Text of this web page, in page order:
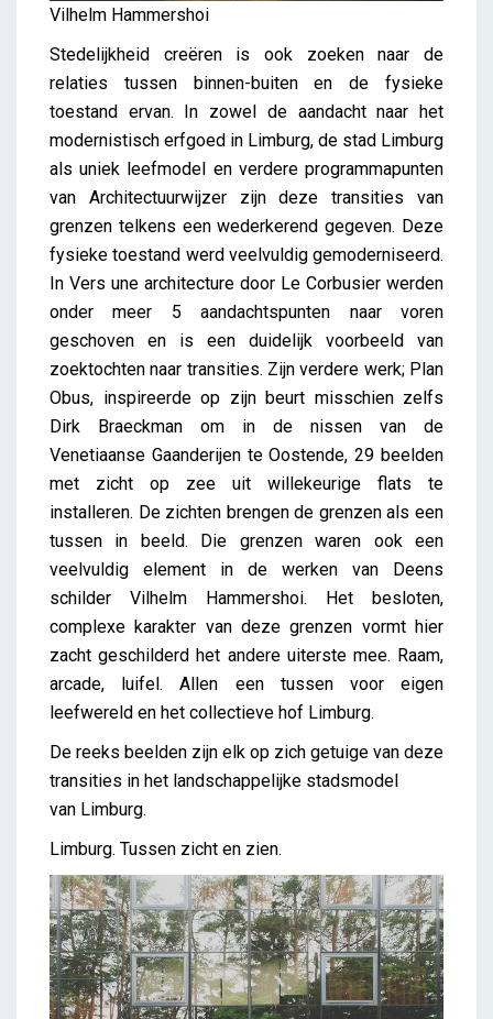
Vilhelm Hammershoi
Stedelijkheid creëren is ook zoeken naar de
relaties tussen binnen-buiten en de fysieke
toestand ervan. In zowel de aandacht naar het
modernistisch erfgoed in Limburg, de stad Limburg
als uniek leefmodel en verdere programmapunten
van Architectuurwijzer zijn deze transities van
grenzen telkens een wederkerend gegeven. Deze
fysieke toestand werd veelvuldig gemoderniseerd.
In Vers une architecture door Le Corbusier werden
onder meer 5 aandachtspunten naar voren
geschoven en is een duidelijk voorbeeld van
zoektochten naar transities. Zijn verdere werk; Plan
Obus, inspireerde op zijn beurt misschien zelfs
Dirk Braeckman om in de nissen van de
Venetiaanse Gaanderijen te Oostende, 29 beelden
met zicht op zee uit willekeurige flats te
installeren. De zichten brengen de grenzen als een
tussen in beeld. Die grenzen waren ook een
veelvuldig element in de werken van Deens
schilder Vilhelm Hammershoi. Het besloten,
complexe karakter van deze grenzen vormt hier
zacht geschilderd het andere uiterste mee. Raam,
arcade, luifel. Allen een tussen voor eigen
leefwereld en het collectieve hof Limburg.
De reeks beelden zijn elk op zich getuige van deze
transities in het landschappelijke stadsmodel
van Limburg.
Limburg. Tussen zicht en zien.